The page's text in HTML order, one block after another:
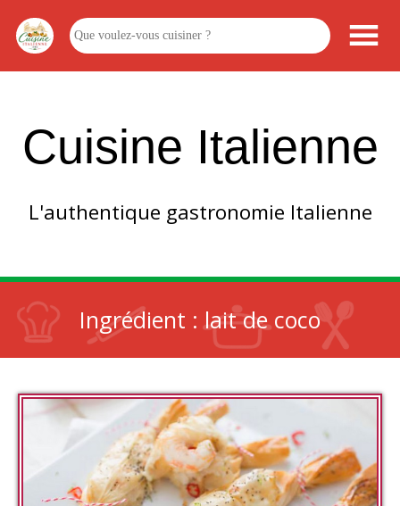
Cuisine Italienne
L'authentique gastronomie Italienne
Ingrédient :lait de coco